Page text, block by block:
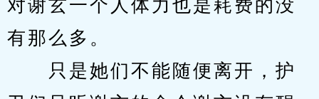
对谢玄一个人体力也是耗费的没
有那么多。
只是她们不能随便离开，护